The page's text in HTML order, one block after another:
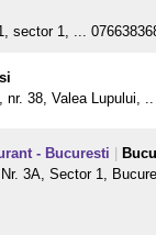
sector 1, ...
nr. 38, Valea Lupului,
- Bucuresti
3A, Sector 1,